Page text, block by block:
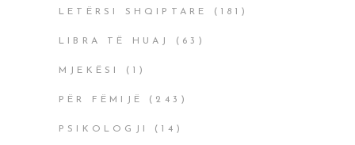
LETËRSI SHQIPTARE (181)
LIBRA TË HUAJ (63)
MJEKËSI (1)
PËR FËMIJË (243)
PSIKOLOGJI (14)